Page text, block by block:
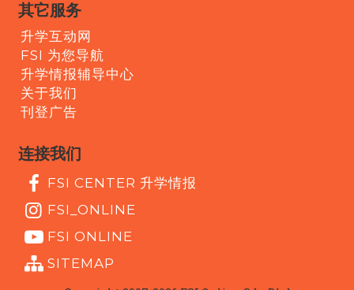
其它服务
升学互动网
FSI 为您导航
升学情报辅导中心
关于我们
刊登广告
连接我们
FSI CENTER 升学情报
FSI_ONLINE
FSI ONLINE
SITEMAP